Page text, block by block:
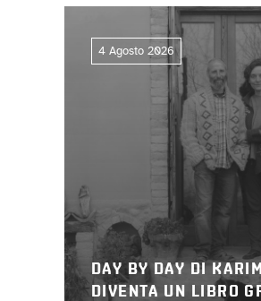
4 Agosto 2026
DAY BY DAY DI
DIVENTA UN LIBRO